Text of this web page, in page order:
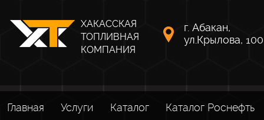
ХАКАССКАЯ
ТОПЛИВНАЯ
КОМПАНИЯ
г. Абакан,
ул.Крылова,
Главная Услуги Каталог Каталог Роснефть